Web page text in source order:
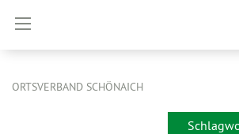
ORTSVERBAND SCHÖNAICH